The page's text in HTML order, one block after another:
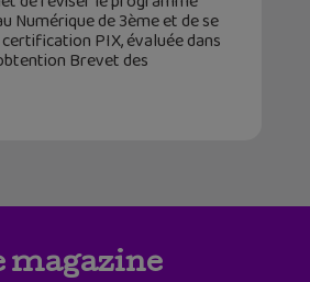
Numérique de 3ème et de se
PIX, évaluée dans
Brevet des
magazine